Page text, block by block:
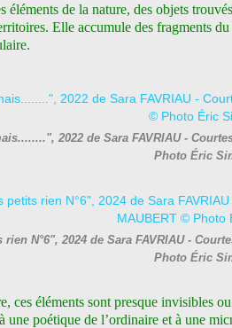
éléments de la nature, des objets
Elle accumule des fragments
2022 de Sara FAVRIAU -
Photo Éric
rien N°6", 2024 de Sara FAVRIAU -
Photo Éric
ces éléments sont presque invisibles
une poétique de l’ordinaire et à une